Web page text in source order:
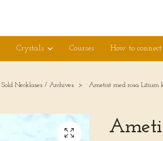
Crystals Courses How to
Sold Necklases / Archives Ametist med rosa Litium